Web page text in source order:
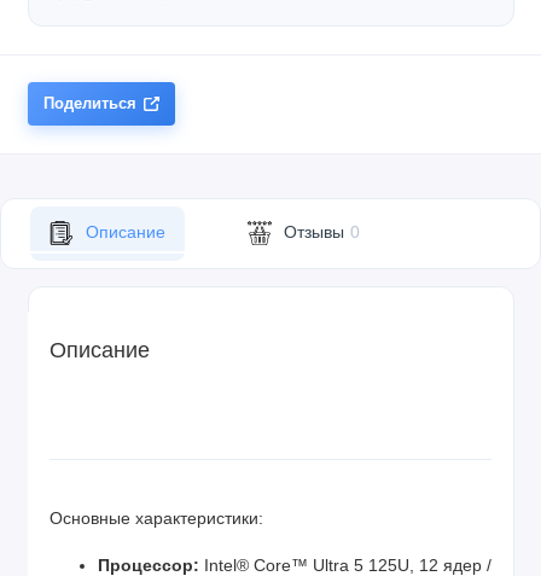
Поделиться
Описание Отзывы 0
Описание
Основные характеристики:
Процессор: Intel® Core™ Ultra 5 125U, 12 ядер /